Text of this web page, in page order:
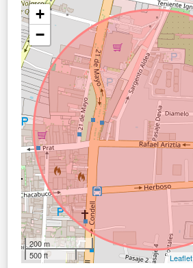
+
−
200 m
500 ft
Leaflet